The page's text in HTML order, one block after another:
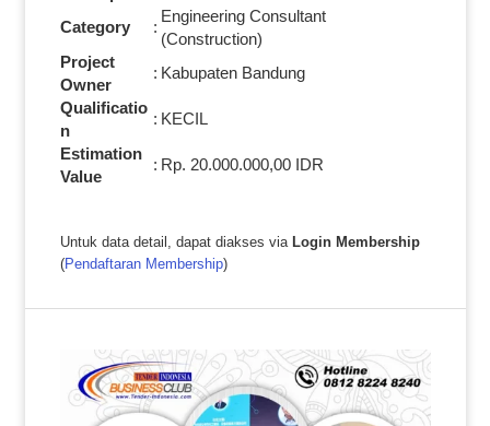
Category
:
Engineering Consultant
(Construction)
Project
Owner
: Kabupaten Bandung
Qualificatio
n
: KECIL
Estimation
Value
: Rp. 20.000.000,00 IDR
Untuk data detail, dapat diakses via Login Membership
(Pendaftaran Membership)